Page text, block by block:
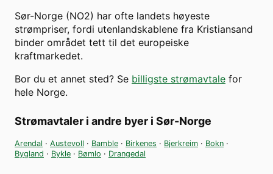
Sør-Norge (NO2) har ofte landets høyeste
strømpriser, fordi utenlandskablene fra Kristiansand
binder området tett til det europeiske
kraftmarkedet.
Bor du et annet sted? Se billigste strømavtale for
hele Norge.
Strømavtaler i andre byer i Sør-Norge
Arendal · Austevoll · Bamble · Birkenes · Bjerkreim · Bokn ·
Bygland · Bykle · Bømlo · Drangedal